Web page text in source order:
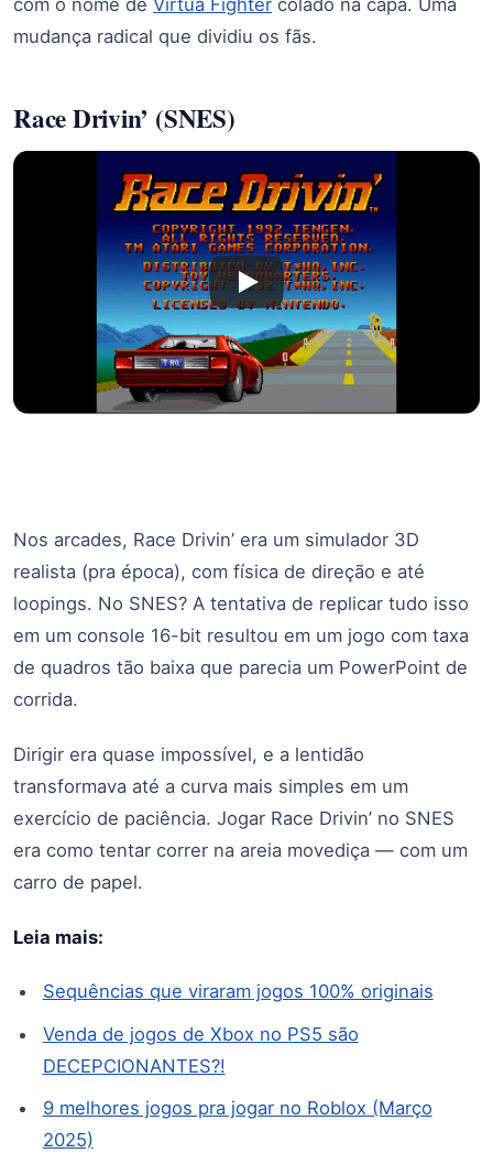
mudança radical que dividiu os fãs.
Race Drivin’ (SNES)
Nos arcades, Race Drivin’ era um simulador 3D
realista (pra época), com física de direção e até
loopings. No SNES? A tentativa de replicar tudo isso
em um console 16-bit resultou em um jogo com taxa
de quadros tão baixa que parecia um PowerPoint de
corrida.
Dirigir era quase impossível, e a lentidão
transformava até a curva mais simples em um
exercício de paciência. Jogar Race Drivin’ no SNES
era como tentar correr na areia movediça — com um
carro de papel.
Leia mais:
Sequências que viraram jogos 100% originais
Venda de jogos de Xbox no PS5 são
DECEPCIONANTES?!
9 melhores jogos pra jogar no Roblox (Março
2025)